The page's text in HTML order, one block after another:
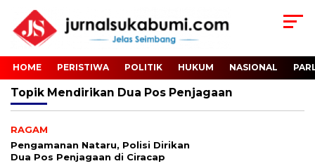
HOME PERISTIWA POLITIK HUKUM NASIONAL
Topik Mendirikan Dua Pos Penjagaan
RAGAM
Pengamanan Nataru, Polisi Dirikan
Dua Pos Penjagaan di Ciracap